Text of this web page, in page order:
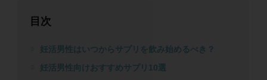
目次
妊活男性はいつからサプリを飲み始めるべき？
妊活男性向けおすすめサプリ10選